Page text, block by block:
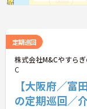
定期巡回
株式会社M&Cやすら
C
【大阪府／富
の定期巡回／